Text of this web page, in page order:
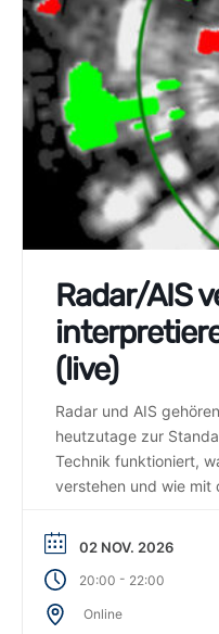
Radar/AIS
(live)
Radar und AIS
heutzutage zur
Technik funktioniert,
verstehen und wie mit
Weltumsegler Sönke
Seminar äußerst
02 NOV. 2026
20:00 - 22:00
Online